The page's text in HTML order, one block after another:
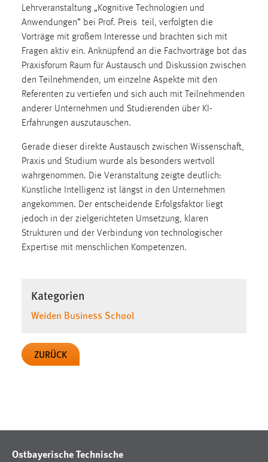
Lehrveranstaltung „Kognitive Technologien und
Anwendungen“ bei Prof. Preis teil, verfolgten die
Vorträge mit großem Interesse und brachten sich mit
Fragen aktiv ein. Anknüpfend an die Fachvorträge bot das
Praxisforum Raum für Austausch und Diskussion zwischen
den Teilnehmenden, um einzelne Aspekte mit den
Referenten zu vertiefen und sich auch mit Teilnehmenden
anderer Unternehmen und Studierenden über KI-
Erfahrungen auszutauschen.
Gerade dieser direkte Austausch zwischen Wissenschaft,
Praxis und Studium wurde als besonders wertvoll
wahrgenommen. Die Veranstaltung zeigte deutlich:
Künstliche Intelligenz ist längst in den Unternehmen
angekommen. Der entscheidende Erfolgsfaktor liegt
jedoch in der zielgerichteten Umsetzung, klaren
Strukturen und der Verbindung von technologischer
Expertise mit menschlichen Kompetenzen.
Kategorien
Weiden Business School
ZURÜCK
Ostbayerische Technische
YouTube
Vimeo